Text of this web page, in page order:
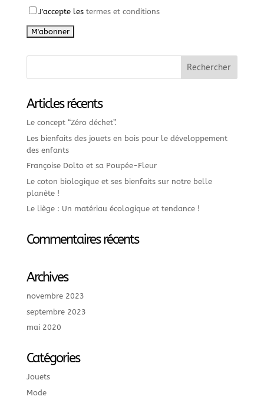
J'accepte les termes et conditions
Articles récents
Le concept “Zéro déchet”.
Les bienfaits des jouets en bois pour le développement
des enfants
Françoise Dolto et sa Poupée-Fleur
Le coton biologique et ses bienfaits sur notre belle
planète !
Le liège : Un matériau écologique et tendance !
Commentaires récents
Archives
novembre 2023
septembre 2023
mai 2020
Catégories
Jouets
Mode